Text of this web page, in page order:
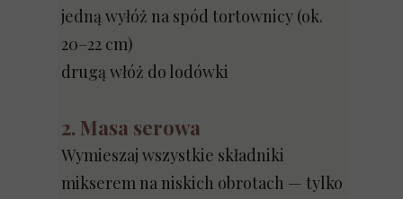
jedną wyłóż na spód tortownicy (ok.
20–22 cm)
drugą włóż do lodówki
2. Masa serowa
Wymieszaj wszystkie składniki
mikserem na niskich obrotach — tylko